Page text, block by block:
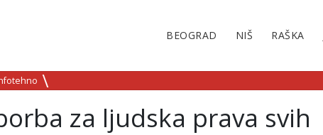
BEOGRAD NIŠ RAŠKA
za ljudska prava svih